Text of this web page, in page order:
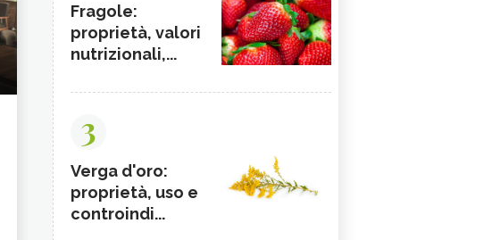
Fragole:
proprietà, valori
nutrizionali,...
3
Verga d'oro:
proprietà, uso e
controindi...